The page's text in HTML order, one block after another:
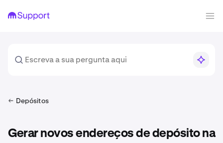
Depósitos
Gerar novos endereços de depósito na